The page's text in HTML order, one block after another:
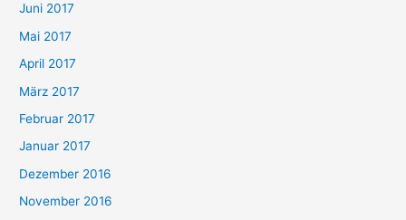
Juni 2017
Mai 2017
April 2017
März 2017
Februar 2017
Januar 2017
Dezember 2016
November 2016